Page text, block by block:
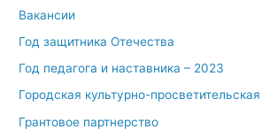
Вакансии
Год защитника Отечества
Год педагога и наставника – 2023
Городская культурно-
Грантовое партнерство